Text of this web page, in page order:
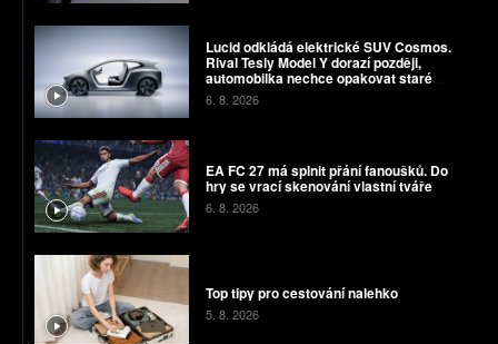
Lucid odkládá elektrické SUV Cosmos.
Rival Tesly Model Y dorazí později,
automobilka nechce opakovat staré
chyby
6. 8. 2026
EA FC 27 má splnit přání fanoušků. Do
hry se vrací skenování vlastní tváře
6. 8. 2026
Top tipy pro cestování nalehko
5. 8. 2026